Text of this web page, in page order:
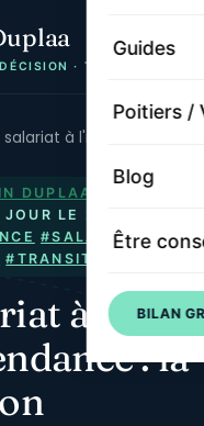
· TRAJECTOIRE
Guides
Poitiers /
Blog
Être
BILAN
salariat à l'indépendance :
DUPLAA · PUBLIÉ LE
JOUR LE 21 JUILLET
#SALARIAT
#TRANSITION
à
: la